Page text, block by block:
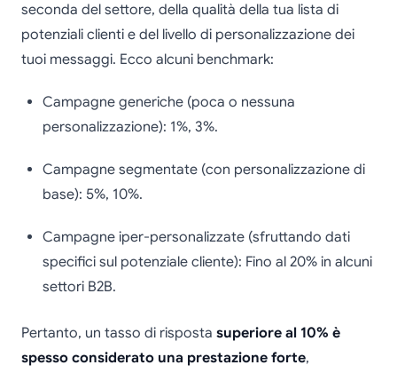
seconda del settore, della qualità della tua lista di
potenziali clienti e del livello di personalizzazione dei
tuoi messaggi. Ecco alcuni benchmark:
Campagne generiche (poca o nessuna
personalizzazione): 1%, 3%.
Campagne segmentate (con personalizzazione di
base): 5%, 10%.
Campagne iper-personalizzate (sfruttando dati
specifici sul potenziale cliente): Fino al 20% in alcuni
settori B2B.
Pertanto, un tasso di risposta superiore al 10% è
spesso considerato una prestazione forte,